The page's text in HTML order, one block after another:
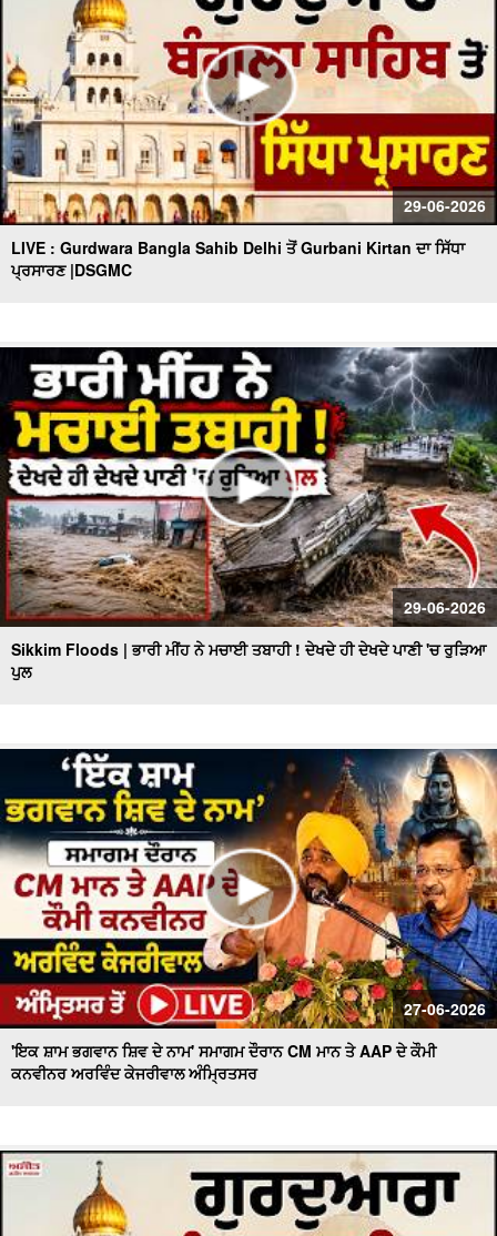
29-06-2026
LIVE : Gurdwara Bangla Sahib Delhi ਤੋਂ Gurbani Kirtan ਦਾ ਸਿੱਧਾ
ਪ੍ਰਸਾਰਣ |DSGMC
29-06-2026
Sikkim Floods | ਭਾਰੀ ਮੀਂਹ ਨੇ ਮਚਾਈ ਤਬਾਹੀ ! ਦੇਖਦੇ ਹੀ ਦੇਖਦੇ ਪਾਣੀ 'ਚ ਰੁੜਿਆ
ਪੁਲ
27-06-2026
'ਇਕ ਸ਼ਾਮ ਭਗਵਾਨ ਸ਼ਿਵ ਦੇ ਨਾਮ' ਸਮਾਗਮ ਦੌਰਾਨ CM ਮਾਨ ਤੇ AAP ਦੇ ਕੌਮੀ
ਕਨਵੀਨਰ ਅਰਵਿੰਦ ਕੇਜਰੀਵਾਲ ਅੰਮ੍ਰਿਤਸਰ